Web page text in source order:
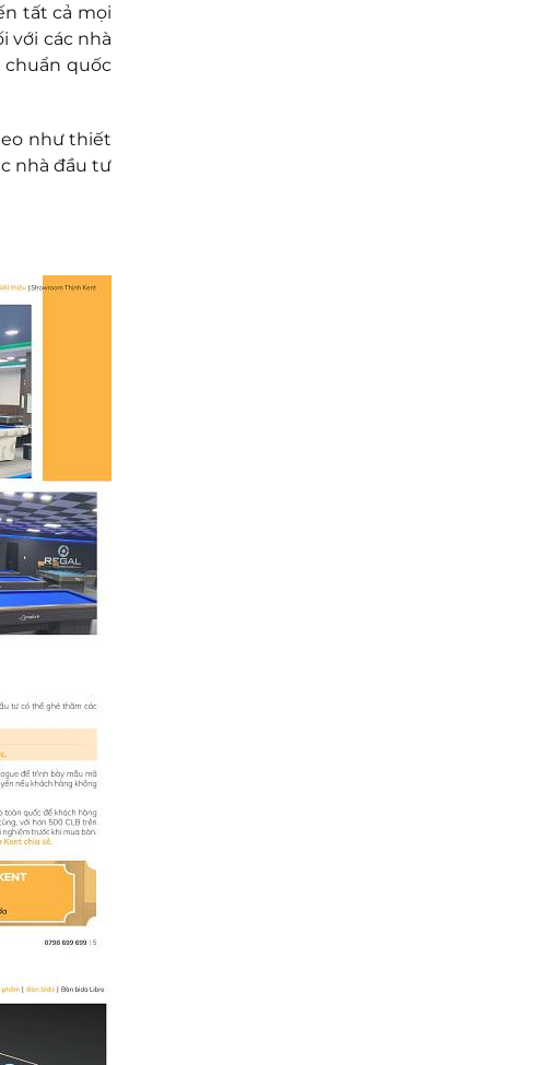
tất cả mọi
với các nhà
chuẩn quốc
như thiết
nhà đầu tư